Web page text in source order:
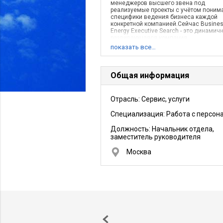
менеджеров высшего звена под
реализуемые проекты с учётом
специфики ведения бизнеса каждой
конкретной компанией.Сейчас
Energy Executive Search - это
специализирующаяся на услугах
работы был накоплен на следующих
рынках:- банковских, страховых и
лизинговых услуг (общее руководство)-
телекоммуникационных услуг
производства продуктов питания
финансы)- девелопмента (управление
финансы)
показать все…
Общая информация
Отрасль: Сервис, услуги
Специализация: Работа с
Должность: Начальник отдела,
заместитель руководителя
Москва